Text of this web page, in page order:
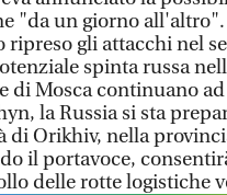
"da un giorno
ripreso gli attacchi nel
spinta russa
di Mosca continuano
la Russia si sta
di Orikhiv, nella
il portavoce,
delle rotte logistiche